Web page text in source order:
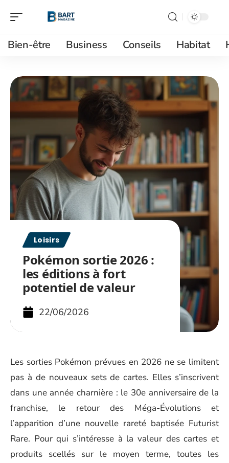
Bien-être Business Conseils Habitat
Loisirs
Pokémon sortie 2026 :
les éditions à fort
potentiel de valeur
22/06/2026
Les sorties Pokémon prévues en 2026 ne se limitent
pas à de nouveaux sets de cartes. Elles s’inscrivent
dans une année charnière : le 30e anniversaire de la
franchise, le retour des Méga-Évolutions et
l’apparition d’une nouvelle rareté baptisée Futurist
Rare. Pour qui s’intéresse à la valeur des cartes et
produits scellés sur le moyen terme, toutes les